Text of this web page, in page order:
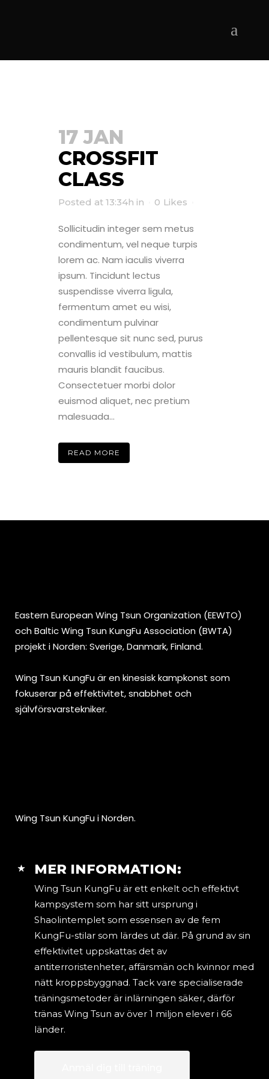
17 JAN
CROSSFIT
CLASS
Posted at 13:34h in 0 Likes
Sollicitudin integer sem metus
condimentum, vel neque turpis
lorem ac. Nam iaculis viverra
ipsum. Tincidunt lectus
suspendisse viverra ligula,
fermentum amet eu wisi,
condimentum pulvinar
pellentesque sit nunc sed, purus
convallis id vestibulum, mattis
mauris blandit faucibus.
Consectetuer morbi dolor
euismod aliquet, nec pretium
malesuada...
READ MORE
Eastern European Wing Tsun Organization (EEWTO)
och Baltic Wing Tsun KungFu Association (BWTA)
projekt i Norden: Sverige, Danmark, Finland.
Wing Tsun KungFu är en kinesisk kampkonst som
fokuserar på effektivitet, snabbhet och
självförsvarstekniker.
Wing Tsun KungFu i Norden.
MER INFORMATION:
Wing Tsun KungFu är ett enkelt och effektivt
kampsystem som har sitt ursprung i
Shaolintemplet som essensen av de fem
KungFu-stilar som lärdes ut där. På grund av sin
effektivitet uppskattas det av
antiterroristenheter, affärsmän och kvinnor med
nätt kroppsbyggnad. Tack vare specialiserade
träningsmetoder är inlärningen säker, därför
tränas Wing Tsun av över 1 miljon elever i 66
länder.